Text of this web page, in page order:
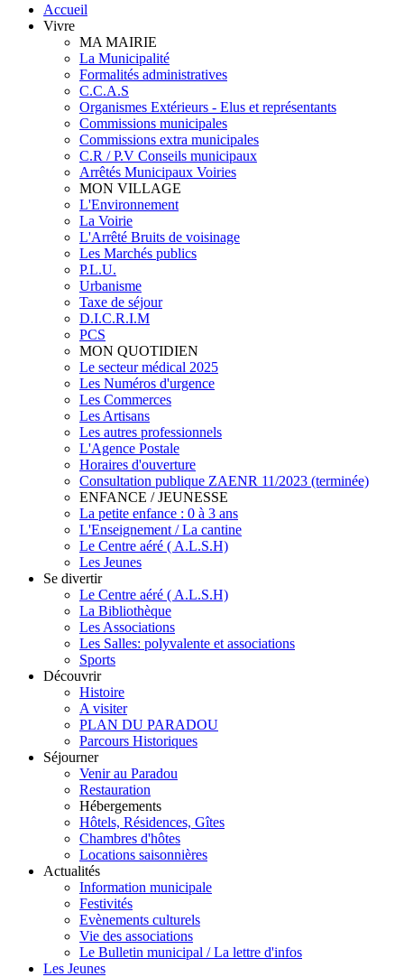
Accueil
Vivre
MA MAIRIE
La Municipalité
Formalités administratives
C.C.A.S
Organismes Extérieurs - Elus et représentants
Commissions municipales
Commissions extra municipales
C.R / P.V Conseils municipaux
Arrêtés Municipaux Voiries
MON VILLAGE
L'Environnement
La Voirie
L'Arrêté Bruits de voisinage
Les Marchés publics
P.L.U.
Urbanisme
Taxe de séjour
D.I.C.R.I.M
PCS
MON QUOTIDIEN
Le secteur médical 2025
Les Numéros d'urgence
Les Commerces
Les Artisans
Les autres professionnels
L'Agence Postale
Horaires d'ouverture
Consultation publique ZAENR 11/2023 (terminée)
ENFANCE / JEUNESSE
La petite enfance : 0 à 3 ans
L'Enseignement / La cantine
Le Centre aéré ( A.L.S.H)
Les Jeunes
Se divertir
Le Centre aéré ( A.L.S.H)
La Bibliothèque
Les Associations
Les Salles: polyvalente et associations
Sports
Découvrir
Histoire
A visiter
PLAN DU PARADOU
Parcours Historiques
Séjourner
Venir au Paradou
Restauration
Hébergements
Hôtels, Résidences, Gîtes
Chambres d'hôtes
Locations saisonnières
Actualités
Information municipale
Festivités
Evènements culturels
Vie des associations
Le Bulletin municipal / La lettre d'infos
Les Jeunes